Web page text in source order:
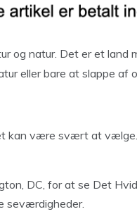
og natur. Det er et land
eller bare at slappe af
kan være svært at
DC, for at se Det
seværdigheder.